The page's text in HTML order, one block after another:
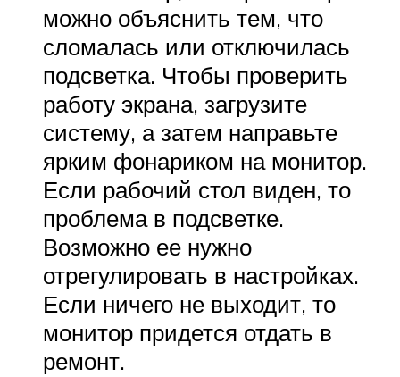
можно объяснить тем, что
сломалась или отключилась
подсветка. Чтобы проверить
работу экрана, загрузите
систему, а затем направьте
ярким фонариком на монитор.
Если рабочий стол виден, то
проблема в подсветке.
Возможно ее нужно
отрегулировать в настройках.
Если ничего не выходит, то
монитор придется отдать в
ремонт.